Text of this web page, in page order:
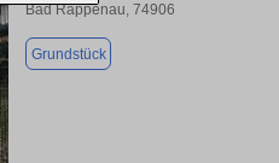
Bad Rappenau, 74906
Grundstück